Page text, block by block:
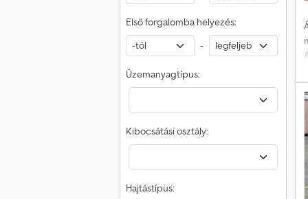
Első forgalomba helyezés:
-
Üzemanyagtípus:
Kibocsátási osztály:
Hajtástípus: